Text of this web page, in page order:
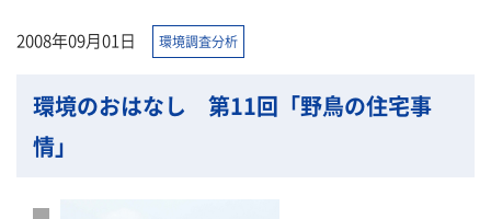
2008年09月01日 環境調査分析
環境のおはなし 第11回「野鳥の住宅事
情」